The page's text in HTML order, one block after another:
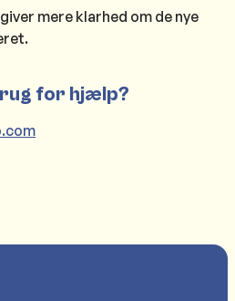
mere klarhed om de nye
for hjælp?